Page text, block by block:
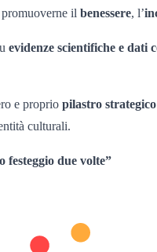
il benessere, l’
evidenze scientifiche e dati
e proprio pilastro strategico
culturali.
due volte”